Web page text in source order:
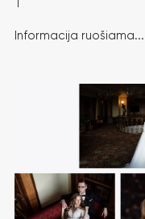
Informacija ruošiama...